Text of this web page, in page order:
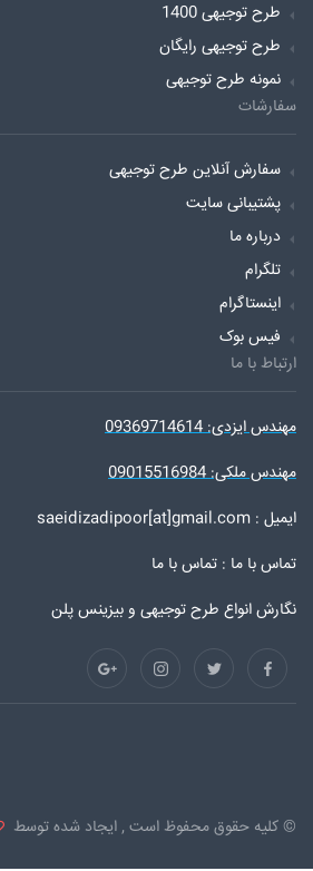
طرح توجیهی 1400
طرح توجیهی رایگان
نمونه طرح توجیهی
سفارشات
سفارش آنلاین طرح توجیهی
پشتیبانی سایت
درباره ما
تلگرام
اینستاگرام
فیس بوک
ارتباط با ما
مهندس ایزدی: 09369714614
مهندس ملکی: 09015516984
ایمیل : saeidizadipoor[at]gmail.com
تماس با ما : تماس با ما
نگارش انواع طرح توجیهی و بیزینس پلن
© کلیه حقوق محفوظ است , ایجاد شده توسط